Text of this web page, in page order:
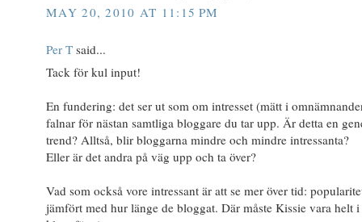
MAY 20, 2010 AT 11:15 PM
Per T said...
Tack för kul input!
En fundering: det ser ut som om intresset (mätt i
falnar för nästan samtliga bloggare du tar upp. Är detta en
trend? Alltså, blir bloggarna mindre och mindre intressanta?
Eller är det andra på väg upp och ta över?
Vad som också vore intressant är att se mer över tid:
jämfört med hur länge de bloggat. Där måste Kissie vara helt i